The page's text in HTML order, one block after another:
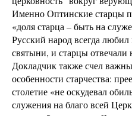
Именно Оптинские старцы
«доля старца – быть на
Русский народ всегда
святыни, и старцы
Докладчик также счел
особенности старчества:
столетие «не оскудевал
служения на благо всей